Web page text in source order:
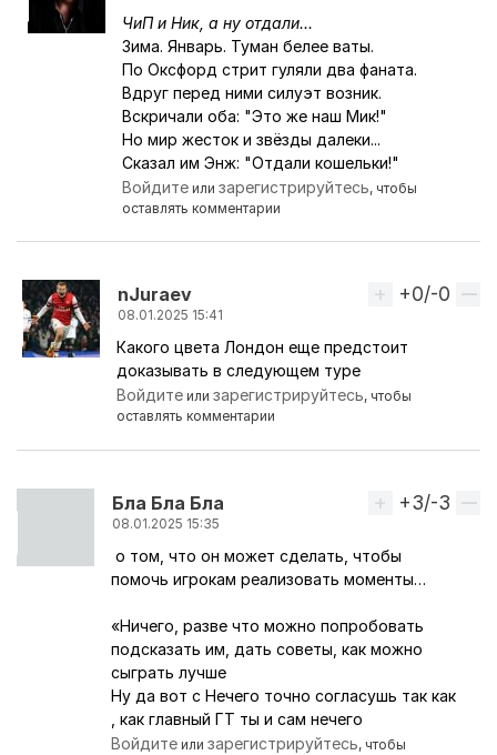
Ответ на комментарий пользователя
ЧиП и Ник, а ну отдали...
Зима. Январь. Туман белее ваты.
По Оксфорд стрит гуляли два фаната.
Вдруг перед ними силуэт возник.
Вскричали оба: "Это же наш Мик!"
Но мир жесток и звёзды далеки...
Сказал им Энж: "Отдали кошельки!"
Войдите илизарегистрируйтесь, чтобы
оставлять комментарии
nJuraev
08.01.2025 15:41
Ответ на комментарий пользователя
Вверх
+0/-0
Какого цвета Лондон еще предстоит
доказывать в следующем туре
Войдите илизарегистрируйтесь, чтобы
оставлять комментарии
Бла Бла Бла
08.01.2025 15:35
Вверх
+3/-3
о том, что он может сделать, чтобы
помочь игрокам реализовать моменты…
«Ничего, разве что можно попробовать
подсказать им, дать советы, как можно
сыграть лучше
Ну да вот с Нечего точно согласушь так как
, как главный ГТ ты и сам нечего
Войдите илизарегистрируйтесь, чтобы